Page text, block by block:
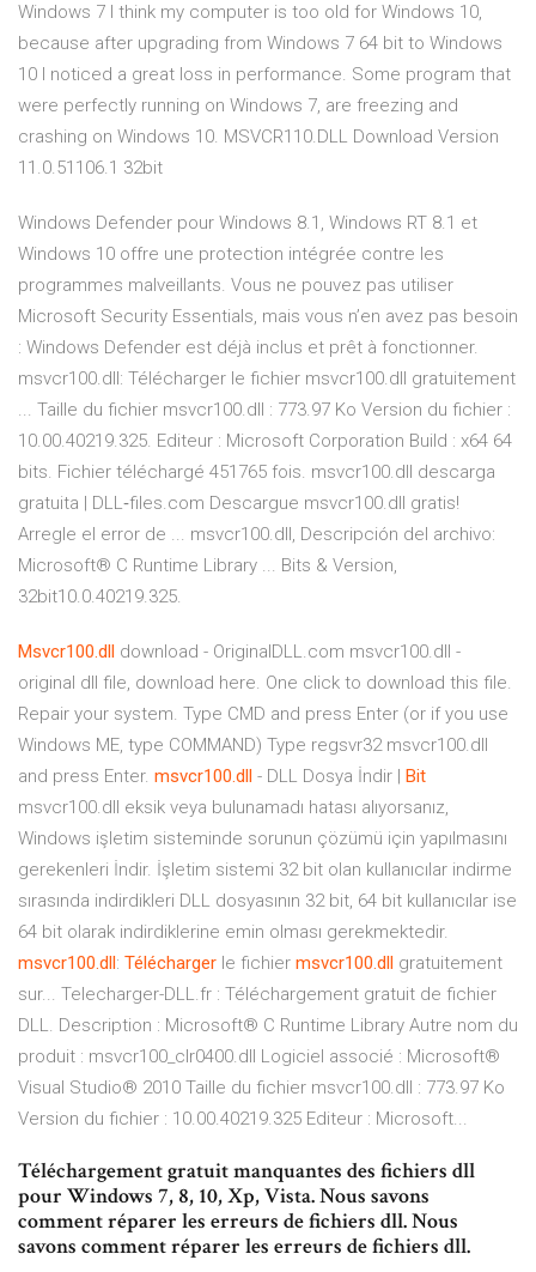
Windows 7 I think my computer is too old for Windows 10,
because after upgrading from Windows 7 64 bit to Windows
10 I noticed a great loss in performance. Some program that
were perfectly running on Windows 7, are freezing and
crashing on Windows 10. MSVCR110.DLL Download Version
11.0.51106.1 32bit
Windows Defender pour Windows 8.1, Windows RT 8.1 et
Windows 10 offre une protection intégrée contre les
programmes malveillants. Vous ne pouvez pas utiliser
Microsoft Security Essentials, mais vous n’en avez pas besoin
: Windows Defender est déjà inclus et prêt à fonctionner.
msvcr100.dll: Télécharger le fichier msvcr100.dll gratuitement
... Taille du fichier msvcr100.dll : 773.97 Ko Version du fichier :
10.00.40219.325. Editeur : Microsoft Corporation Build : x64 64
bits. Fichier téléchargé 451765 fois. msvcr100.dll descarga
gratuita | DLL‑files.com Descargue msvcr100.dll gratis!
Arregle el error de ... msvcr100.dll, Descripción del archivo:
Microsoft® C Runtime Library ... Bits & Version,
32bit10.0.40219.325.
Msvcr100.dll
download - OriginalDLL.com msvcr100.dll -
original dll file, download here. One click to download this file.
Repair your system. Type CMD and press Enter (or if you use
Windows ME, type COMMAND) Type regsvr32 msvcr100.dll
and press Enter. msvcr100.dll - DLL Dosya İndir |
Bit
msvcr100.dll eksik veya bulunamadı hatası alıyorsanız,
Windows işletim sisteminde sorunun çözümü için yapılmasını
gerekenleri İndir. İşletim sistemi 32 bit olan kullanıcılar indirme
sırasında indirdikleri DLL dosyasının 32 bit, 64 bit kullanıcılar ise
64 bit olarak indirdiklerine emin olması gerekmektedir.
msvcr100.dll : Télécharger le fichier msvcr100.dll
gratuitement
sur... Telecharger-DLL.fr : Téléchargement gratuit de fichier
DLL. Description : Microsoft® C Runtime Library Autre nom du
produit : msvcr100_clr0400.dll Logiciel associé : Microsoft®
Visual Studio® 2010 Taille du fichier msvcr100.dll : 773.97 Ko
Version du fichier : 10.00.40219.325 Editeur : Microsoft...
Téléchargement gratuit manquantes des fichiers dll
pour Windows 7, 8, 10, Xp, Vista. Nous savons
comment réparer les erreurs de fichiers dll. Nous
savons comment réparer les erreurs de fichiers dll.